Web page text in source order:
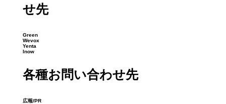
せ先
Green
Wevox
Yenta
Inow
各種お問い合わせ先
広報/PR